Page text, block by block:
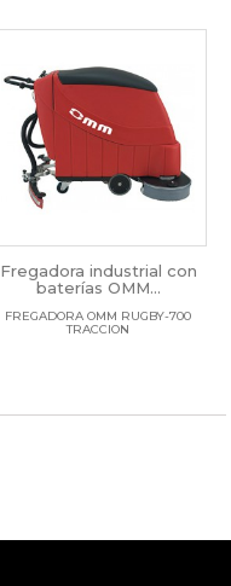
Fregadora industrial con
baterías OMM...
FREGADORA OMM RUGBY-700
TRACCION